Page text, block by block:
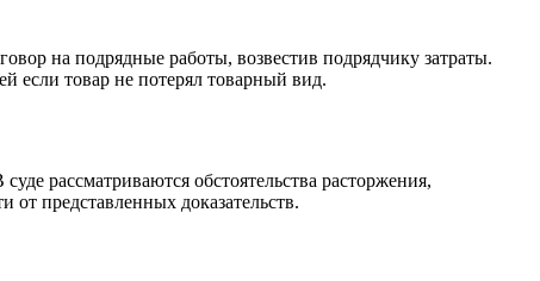
на подрядные работы, возвестив подрядчику затраты.
если товар не потерял товарный вид.
рассматриваются обстоятельства расторжения,
от представленных доказательств.